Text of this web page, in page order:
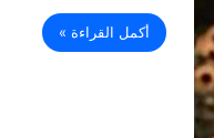
أكمل القراءة »